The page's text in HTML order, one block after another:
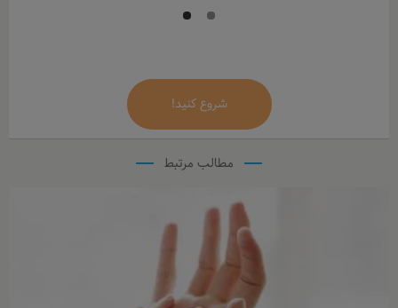
شروع کنید!
مطالب مرتبط